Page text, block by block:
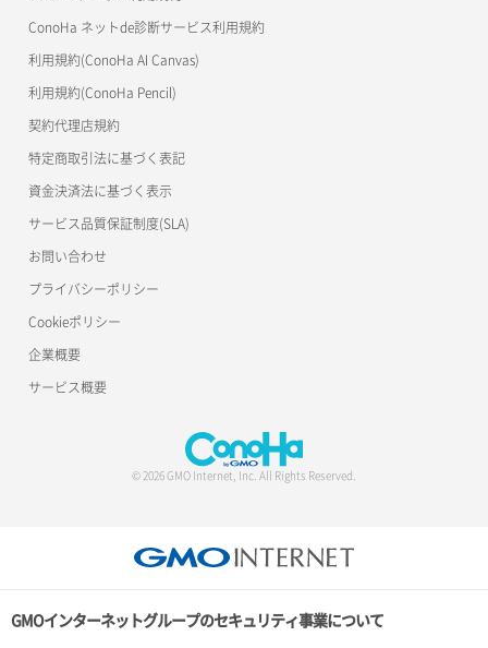
ConoHa ネットde診断サービス利用規約
利用規約(ConoHa AI Canvas)
利用規約(ConoHa Pencil)
契約代理店規約
特定商取引法に基づく表記
資金決済法に基づく表示
サービス品質保証制度(SLA)
お問い合わせ
プライバシーポリシー
Cookieポリシー
企業概要
サービス概要
© 2026 GMO Internet, Inc. All Rights Reserved.
GMOインターネットグループのセキュリティ事業について